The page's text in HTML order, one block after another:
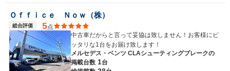
Ｏｆｆｉｃｅ Ｎｏｗ（株）
総合評価 5点
中古車だからと言って妥協は致しません！お客様にピ
ッタリな1台をお届け致します！
メルセデス・ベンツ CLAシューティングブレークの
掲載台数 1台